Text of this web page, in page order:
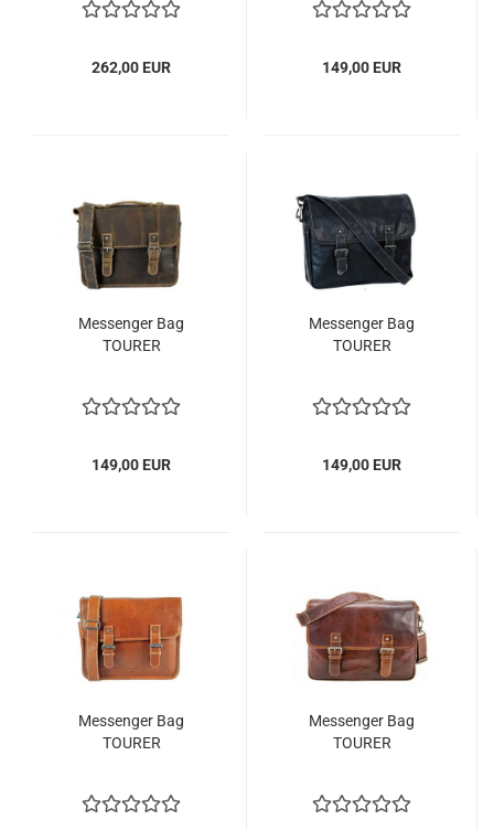
262,00 EUR 149,00 EUR
Messenger Bag
TOURER
149,00 EUR
Messenger Bag
TOURER
149,00 EUR
Messenger Bag
TOURER
Messenger Bag
TOURER